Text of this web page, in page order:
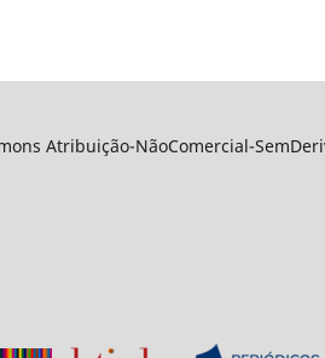
Atribuição-NãoComercial-